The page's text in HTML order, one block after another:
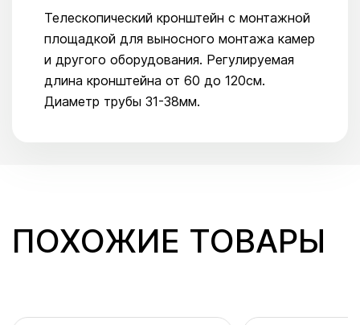
Телескопический кронштейн с монтажной
площадкой для выносного монтажа камер
и другого оборудования. Регулируемая
длина кронштейна от 60 до 120см.
Диаметр трубы 31-38мм.
ПОХОЖИЕ ТОВАРЫ